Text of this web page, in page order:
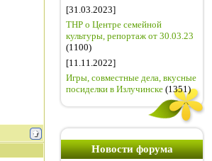
[31.03.2023]
ТНР о Центре семейной
культуры, репортаж от 30.03.23
(1100)
[11.11.2022]
Игры, совместные дела, вкусные
посиделки в Излучинске (1351)
Новости форума